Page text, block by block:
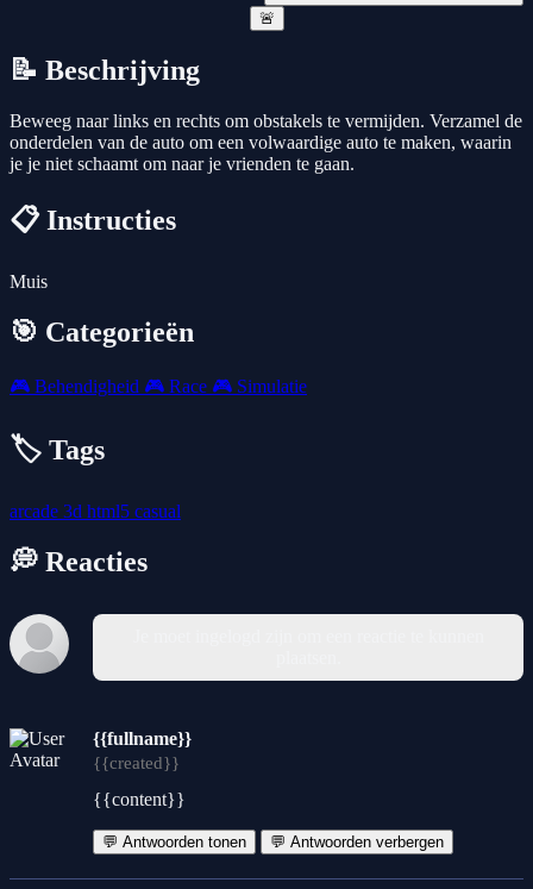
🚨
📝 Beschrijving
Beweeg naar links en rechts om obstakels te vermijden. Verzamel de
onderdelen van de auto om een ​​volwaardige auto te maken, waarin
je je niet schaamt om naar je vrienden te gaan.
📋 Instructies
Muis
🎯 Categorieën
🎮 Behendigheid 🎮 Race 🎮 Simulatie
🏷️ Tags
arcade 3d html5 casual
💭 Reacties
{{fullname}}
{{created}}
{{content}}
💬 Antwoorden tonen 💬 Antwoorden verbergen